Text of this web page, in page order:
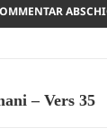
– Vers 35